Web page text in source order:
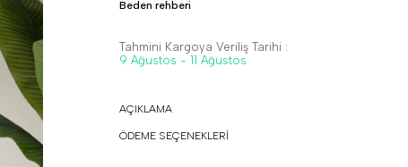
Beden rehberi
Tahmini Kargoya Veriliş Tarihi :
9 Ağustos - 11 Ağustos
AÇIKLAMA
ÖDEME SEÇENEKLERİ